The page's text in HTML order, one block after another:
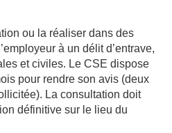
ou la réaliser dans des
à un délit d’entrave,
et civiles. Le CSE dispose
pour rendre son avis (deux
La consultation doit
définitive sur le lieu du